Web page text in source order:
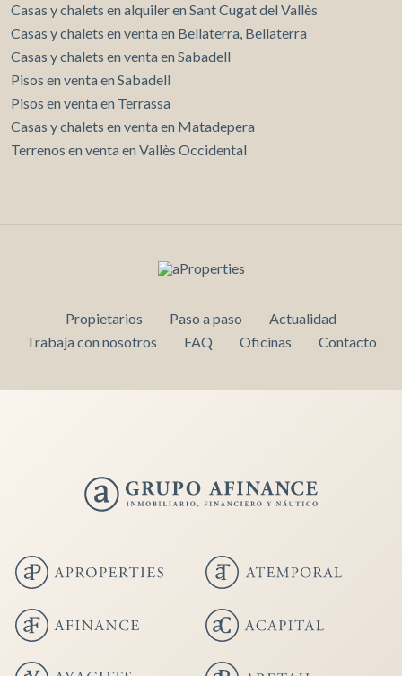
Casas y chalets en alquiler en Sant Cugat del Vallès
Casas y chalets en venta en Bellaterra, Bellaterra
Casas y chalets en venta en Sabadell
Pisos en venta en Sabadell
Pisos en venta en Terrassa
Casas y chalets en venta en Matadepera
Terrenos en venta en Vallès Occidental
Propietarios Paso a paso
Actualidad
Trabaja con nosotros
FAQ Oficinas Contacto